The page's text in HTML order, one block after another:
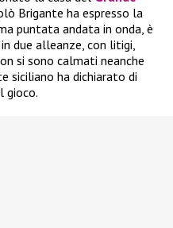
Brigante ha espresso la
puntata andata in onda, è
due alleanze, con litigi,
si sono calmati neanche
siciliano ha dichiarato di
gioco.